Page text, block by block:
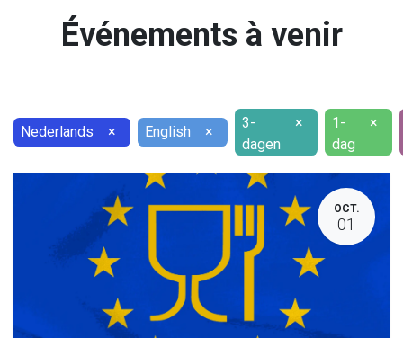
Événements à venir
Nederlands × English ×
3-
dagen
×
1-
dag
×
OCT.
01